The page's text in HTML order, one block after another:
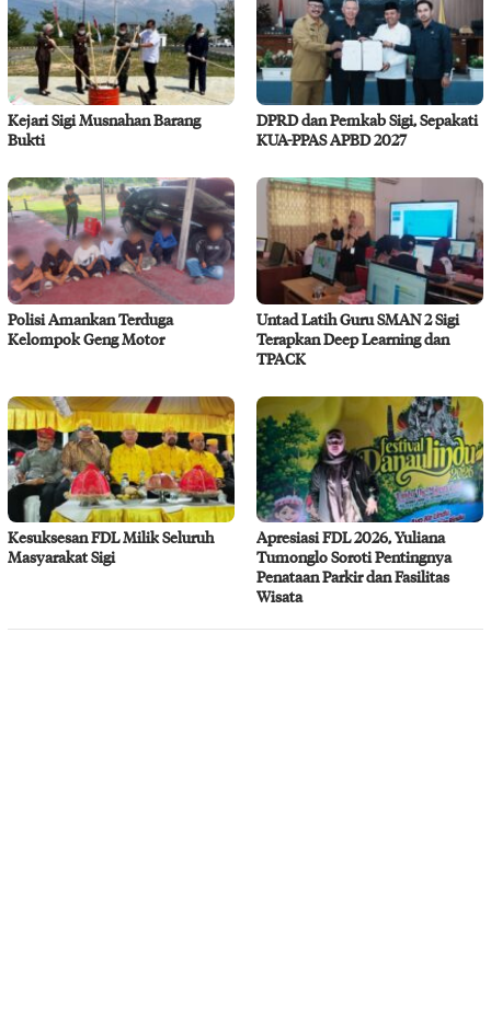
Kejari Sigi Musnahan Barang
Bukti
DPRD dan Pemkab Sigi, Sepakati
KUA-PPAS APBD 2027
Polisi Amankan Terduga
Kelompok Geng Motor
Untad Latih Guru SMAN 2 Sigi
Terapkan Deep Learning dan
TPACK
Kesuksesan FDL Milik Seluruh
Masyarakat Sigi
Apresiasi FDL 2026, Yuliana
Tumonglo Soroti Pentingnya
Penataan Parkir dan Fasilitas
Wisata